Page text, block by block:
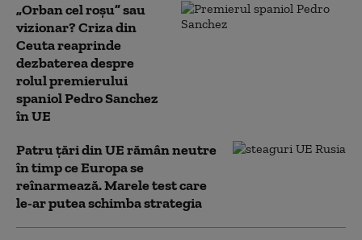
„Orban cel roșu” sau
vizionar? Criza din
Ceuta reaprinde
dezbaterea despre
rolul premierului
spaniol Pedro Sanchez
în UE
Patru țări din UE rămân neutre
în timp ce Europa se
reînarmează. Marele test care
le-ar putea schimba strategia